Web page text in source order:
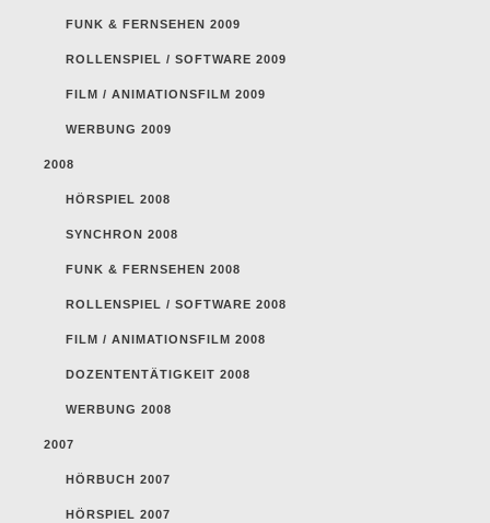
FUNK & FERNSEHEN 2009
ROLLENSPIEL / SOFTWARE 2009
FILM / ANIMATIONSFILM 2009
WERBUNG 2009
2008
HÖRSPIEL 2008
SYNCHRON 2008
FUNK & FERNSEHEN 2008
ROLLENSPIEL / SOFTWARE 2008
FILM / ANIMATIONSFILM 2008
DOZENTENTÄTIGKEIT 2008
WERBUNG 2008
2007
HÖRBUCH 2007
HÖRSPIEL 2007